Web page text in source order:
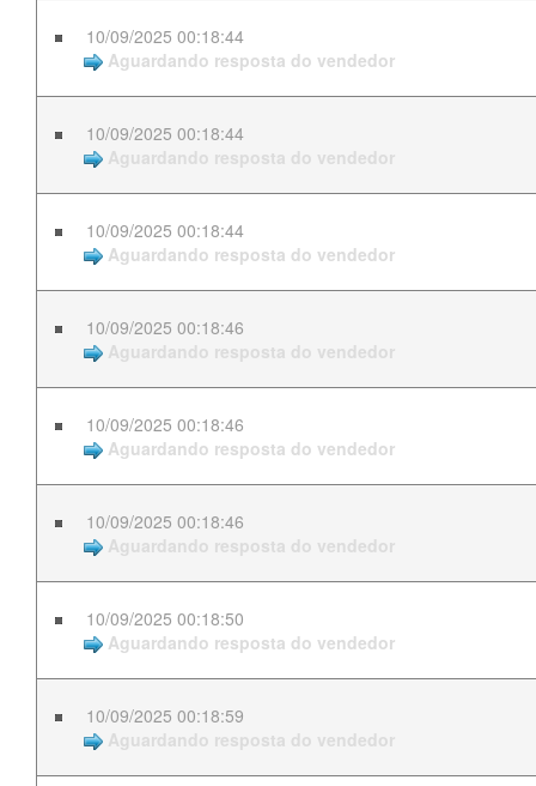
10/09/2025 00:18:44
Aguardando resposta do vendedor
10/09/2025 00:18:44
Aguardando resposta do vendedor
10/09/2025 00:18:44
Aguardando resposta do vendedor
10/09/2025 00:18:46
Aguardando resposta do vendedor
10/09/2025 00:18:46
Aguardando resposta do vendedor
10/09/2025 00:18:46
Aguardando resposta do vendedor
10/09/2025 00:18:50
Aguardando resposta do vendedor
10/09/2025 00:18:59
Aguardando resposta do vendedor